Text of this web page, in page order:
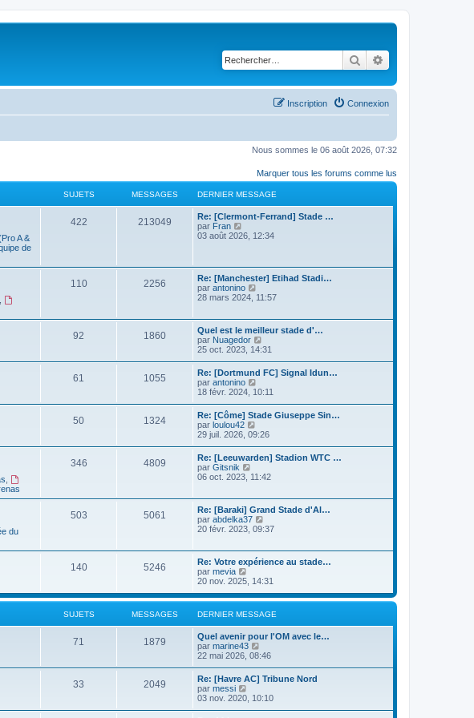
Rechercher
Connexion
Inscription
Nous sommes le 06 août 2026, 07:32
Marquer tous les forums comme lus
SUJETS MESSAGES DERNIER MESSAGE
A &
de
422 213049
Re: [Clermont-Ferrand] Stade …
par Fran
o
t
e
r
e
d
e
r
n
i
e
r
m
e
s
s
a
g
e
03 août 2026, 12:34
110 2256
Re: [Manchester] Etihad Stadi…
par antonino
o
u
l
t
e
r
l
d
e
r
n
i
e
r
m
s
a
g
e
28 mars 2024, 11:57
92 1860
Quel est le meilleur stade d'…
par Nuagedor
o
s
u
t
e
r
e
d
e
r
n
i
r
m
e
s
a
g
25 oct. 2023, 14:31
61 1055
Re: [Dortmund FC] Signal Idun…
par antonino
o
u
t
e
r
e
e
r
n
i
e
m
e
s
a
g
e
18 févr. 2024, 10:11
50 1324
Re: [Côme] Stade Giuseppe Sin…
par loulou42
o
s
u
l
t
r
l
e
d
r
n
i
e
r
m
s
s
a
g
e
29 juil. 2026, 09:26
346 4809
Re: [Leeuwarden] Stadion WTC …
par Gitsnik
o
u
l
t
e
l
e
e
r
n
i
e
r
m
e
s
s
a
e
06 oct. 2023, 11:42
du
503 5061
Re: [Baraki] Grand Stade d'Al…
par abdelka37
o
l
t
e
r
l
e
d
e
n
e
r
e
s
20 févr. 2023, 09:37
140 5246
Re: Votre expérience au stade…
par mevia
s
l
t
e
r
e
d
n
i
20 nov. 2025, 14:31
SUJETS MESSAGES DERNIER MESSAGE
71 1879
Quel avenir pour l'OM avec le…
par marine43
o
s
u
l
t
e
22 mai 2026, 08:46
33 2049
Re: [Havre AC] Tribune Nord
par messi
03 nov. 2020, 10:10